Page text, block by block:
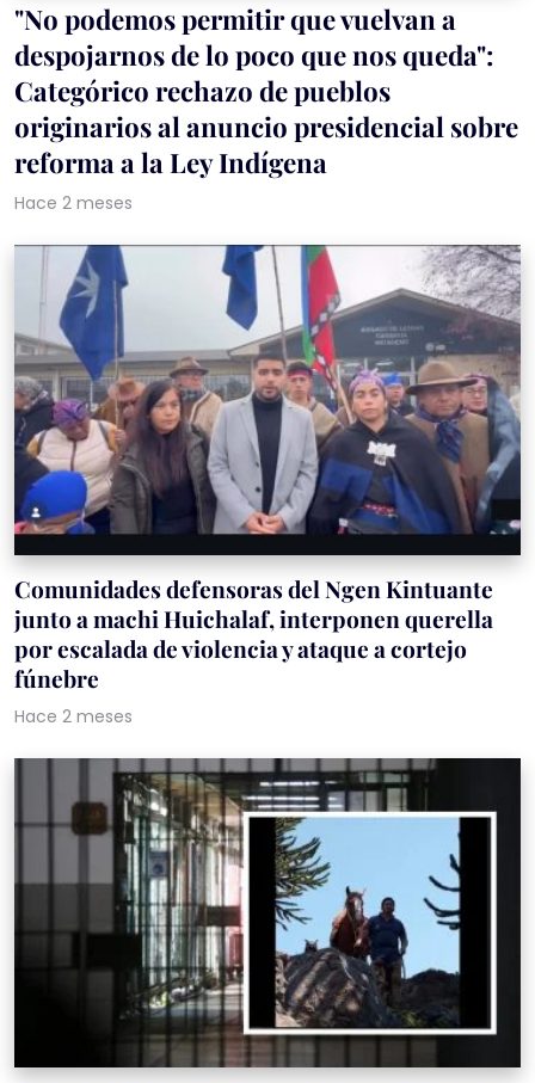
"No podemos permitir que vuelvan a
despojarnos de lo poco que nos queda":
Categórico rechazo de pueblos
originarios al anuncio presidencial sobre
reforma a la Ley Indígena
Hace 2 meses
Comunidades defensoras del Ngen Kintuante
junto a machi Huichalaf, interponen querella
por escalada de violencia y ataque a cortejo
fúnebre
Hace 2 meses